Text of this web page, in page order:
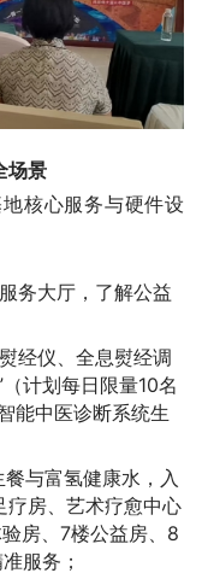
场景
核心服务与硬件设
务大厅，了解公益
经仪、全息熨经调
计划每日限量10名
能中医诊断系统生
餐与富氢健康水，入
疗房、艺术疗愈中心
房、7楼公益房、8
服务；